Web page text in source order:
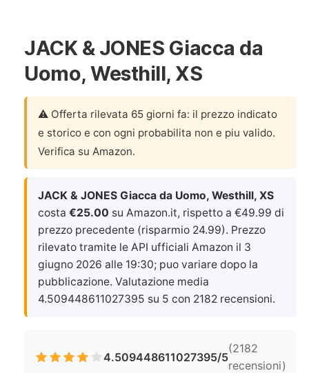
JACK & JONES Giacca da
Uomo, Westhill, XS
⚠️ Offerta rilevata 65 giorni fa: il prezzo indicato
e storico e con ogni probabilita non e piu valido.
Verifica su Amazon.
JACK & JONES Giacca da Uomo, Westhill, XS
costa €25.00 su Amazon.it, rispetto a €49.99 di
prezzo precedente (risparmio 24.99). Prezzo
rilevato tramite le API ufficiali Amazon il 3
giugno 2026 alle 19:30; puo variare dopo la
pubblicazione. Valutazione media
4.509448611027395 su 5 con 2182 recensioni.
4.509448611027395/5
(2182
recensioni)